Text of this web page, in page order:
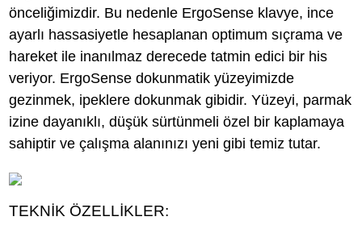
önceliğimizdir. Bu nedenle ErgoSense klavye, ince
ayarlı hassasiyetle hesaplanan optimum sıçrama ve
hareket ile inanılmaz derecede tatmin edici bir his
veriyor. ErgoSense dokunmatik yüzeyimizde
gezinmek, ipeklere dokunmak gibidir. Yüzeyi, parmak
izine dayanıklı, düşük sürtünmeli özel bir kaplamaya
sahiptir ve çalışma alanınızı yeni gibi temiz tutar.
TEKNİK ÖZELLİKLER: